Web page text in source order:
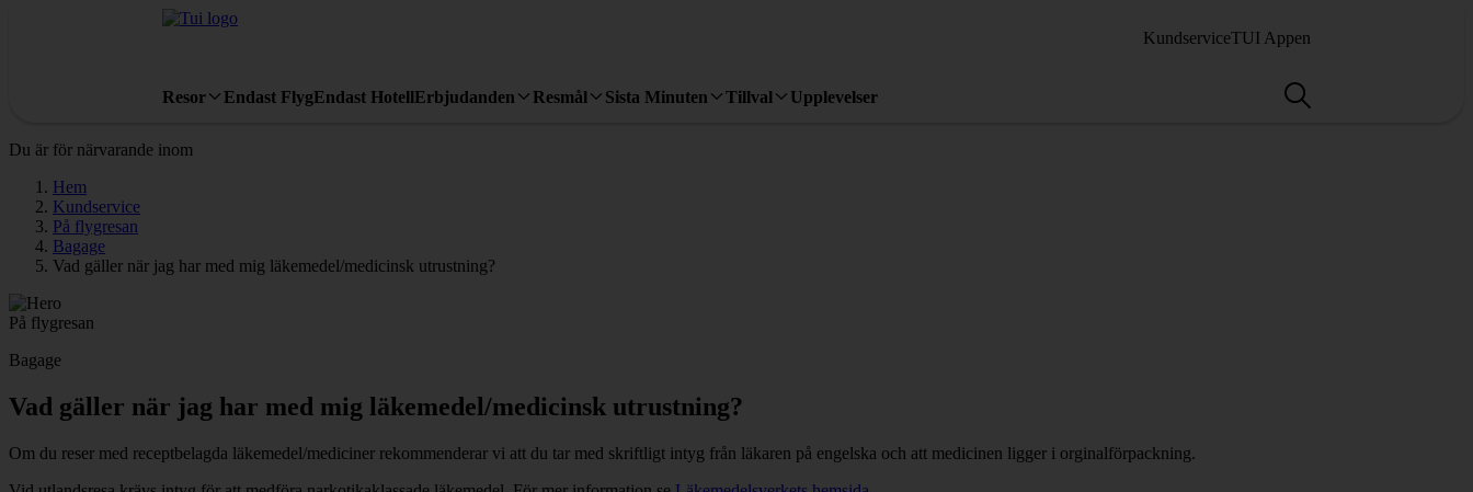
KundserviceTUI Appen
Resor Endast FlygEndast HotellErbjudanden Resmål Sista Minuten Tillval Upplevelser
Du är för närvarande inom
Hem
Kundservice
På flygresan
Bagage
Vad gäller när jag har med mig läkemedel/medicinsk utrustning?
På flygresan
Bagage
Vad gäller när jag har med mig läkemedel/medicinsk utrustning?
Om du reser med receptbelagda läkemedel/mediciner rekommenderar vi att du tar med skriftligt intyg från läkaren på engelska och att medicinen ligger i orginalförpackning.